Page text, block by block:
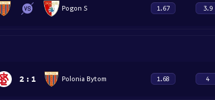
Pogon S 1.67 3.9
2 : 1 Polonia Bytom 1.68 4